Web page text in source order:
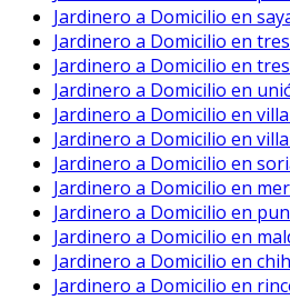
Jardinero a Domicilio en
Jardinero a Domicilio en
Jardinero a Domicilio en
Jardinero a Domicilio en
Jardinero a Domicilio en
Jardinero a Domicilio en
Jardinero a Domicilio en
Jardinero a Domicilio en
Jardinero a Domicilio en
Jardinero a Domicilio en
Jardinero a Domicilio en
Jardinero a Domicilio en